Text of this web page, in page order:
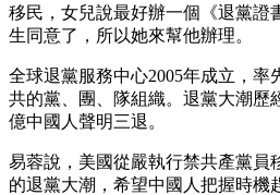
移民，女兒說最好辦一個《退黨證
生同意了，所以她來幫他辦理。
全球退黨服務中心2005年成立，率
共的黨、團、隊組織。退黨大潮歷
億中國人聲明三退。
易蓉說，美國從嚴執行禁共產黨員
的退黨大潮，希望中國人把握時機